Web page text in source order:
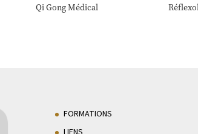
Qi Gong Médical
FORMATIONS